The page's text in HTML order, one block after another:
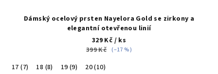
Dámský ocelový prsten Nayelora Gold se zirkony a
elegantní otevřenou linií
329 Kč / ks
399 Kč (–17 %)
17 (7) 18 (8) 19 (9)
20 (10)